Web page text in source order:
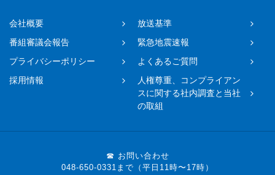
会社概要
放送基準
番組審議会報告
緊急地震速報
プライバシーポリシー
よくあるご質問
採用情報
人権尊重、コンプライアン
スに関する社内調査と当社
の取組
☎ お問い合わせ
048-650-0331まで（平日11時〜17時）